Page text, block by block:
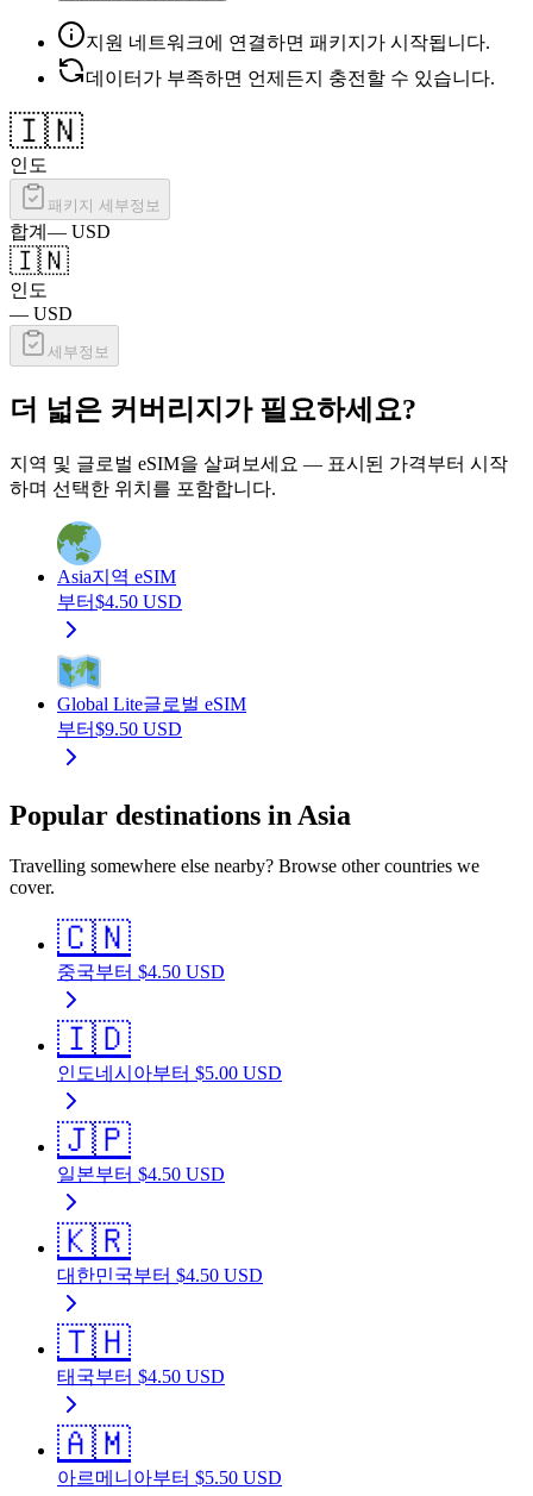
지원 네트워크에 연결하면 패키지가 시작됩니다.
데이터가 부족하면 언제든지 충전할 수 있습니다.
🇮🇳
인도
패키지 세부정보
합계 — USD
🇮🇳
인도
— USD
세부정보
더 넓은 커버리지가 필요하세요?
지역 및 글로벌 eSIM을 살펴보세요 — 표시된 가격부터 시작
하며 선택한 위치를 포함합니다.
Asia지역 eSIM
부터$4.50 USD
Global Lite글로벌 eSIM
부터$9.50 USD
Popular destinations in Asia
Travelling somewhere else nearby? Browse other countries we
cover.
🇨🇳
중국부터 $4.50 USD
🇮🇩
인도네시아부터 $5.00 USD
🇯🇵
일본부터 $4.50 USD
🇰🇷
대한민국부터 $4.50 USD
🇹🇭
태국부터 $4.50 USD
🇦🇲
아르메니아부터 $5.50 USD